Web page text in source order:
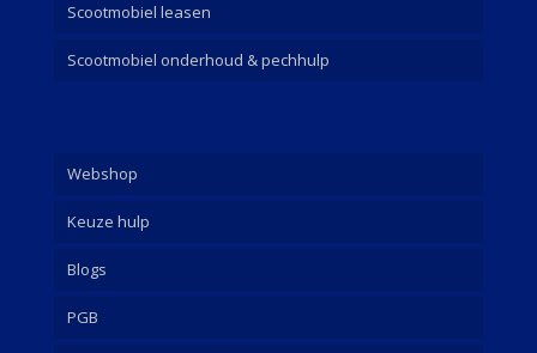
Scootmobiel leasen
Scootmobiel onderhoud & pechhulp
Webshop
Keuze hulp
Blogs
PGB